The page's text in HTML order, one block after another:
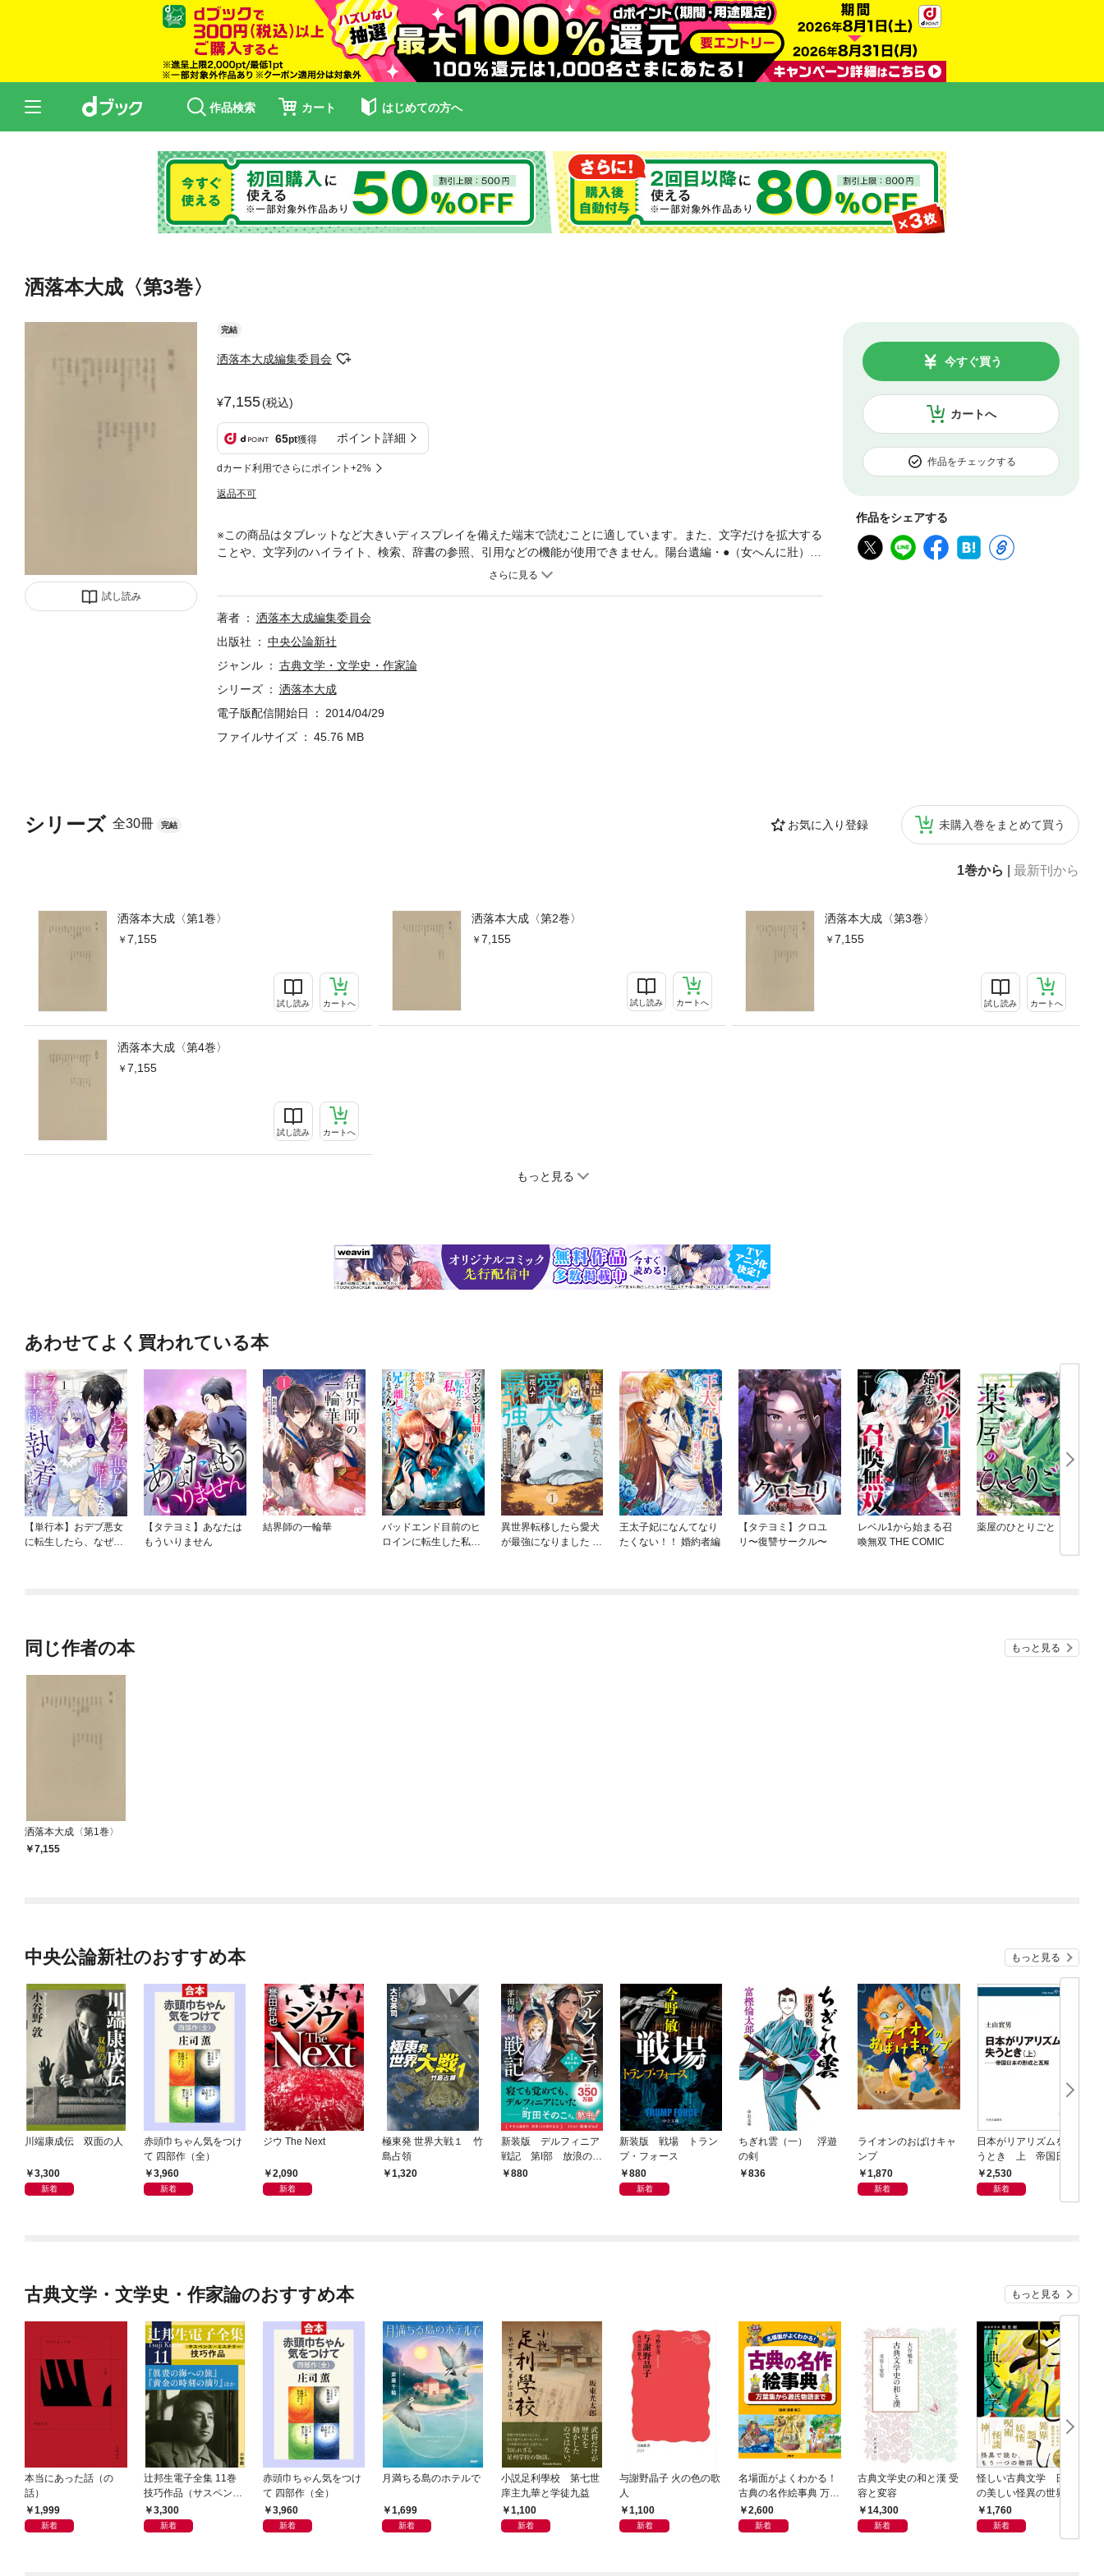
作品検索 カート はじめての方へ
洒落本大成〈第3巻〉
試し読み
完結
洒落本大成編集委員会
7,155(税込)
65pt獲得 ポイント詳細
dカード利用でさらにポイント+2%
返品不可
カートへ
今すぐ買う
作品をチェックする
作品をシェアする
シリーズ 全30冊 完結 お気に入り登録 未購入巻をまとめて買う
1巻から 最新刊から
洒落本大成〈第1巻〉
7,155
試し読み カートへ
洒落本大成〈第2巻〉
7,155
試し読み カートへ
洒落本大成〈第3巻〉
7,155
試し読み カートへ
洒落本大成〈第4巻〉
7,155
試し読み カートへ
もっと見る
※この商品はタブレットなど大きいディスプレイを備えた端末で読むことに適しています。また、文字だけを拡大する
ことや、文字列のハイライト、検索、辞書の参照、引用などの機能が使用できません。陽台遺編・●（女へんに壯）閣
秘言／陽台遺編（異本）／遊客年々考／水月ものはなし／迷処邪正按内拾穂抄／肉道秘鍵／月花余情／月花余情（異
著者
洒落本大成編集委員会
出版社
中央公論新社
ジャンル
古典文学・文学史・作家論
シリーズ
洒落本大成
電子版配信開始日
2014/04/29
ファイルサイズ
45.76 MB
あわせてよく買われている本
【単行本】おデブ悪女
に転生したら、なぜか
【タテヨミ】あなたは
もういりません
結界師の一輪華
バッドエンド目前のヒ
ロインに転生した私、
異世界転移したら愛犬
が最強になりました ～
王太子妃になんてなり
たくない！！ 婚約者編
【タテヨミ】クロユ
リ〜復讐サークル〜
レベル1から始まる召
喚無双 THE COMIC
薬屋のひとりごと
同じ作者の本 もっと見る
洒落本大成〈第1巻〉
7,155
中央公論新社のおすすめ本 もっと見る
川端康成伝 双面の人
3,300
新着
赤頭巾ちゃん気をつけ
て 四部作（全）
3,960
新着
ジウ The Next
2,090
新着
極東発 世界大戦１ 竹
島占領
1,320
新装版 デルフィニア
戦記 第Ⅰ部 放浪の戦
士１880
新装版 戦場 トラン
プ・フォース
880
新着
ちぎれ雲（一） 浮遊
の剣
836
ライオンのおばけキャ
ンプ
1,870
新着
日本がリアリズムを失
うとき 上 帝国日本
の形成と瓦解
2,530
新着
古典文学・文学史・作家論のおすすめ本 もっと見る
本当にあった話（の
話）
1,999
新着
辻邦生電子全集 11巻
技巧作品（サスペン
ス・ミステリー） 『眞
晝の海への旅』『黄金
3,300
新着
赤頭巾ちゃん気をつけ
て 四部作（全）
3,960
新着
月満ちる島のホテルで
1,699
新着
小説足利學校 第七世
庠主九華と学徒九益
1,100
新着
与謝野晶子 火の色の歌
人
1,100
新着
名場面がよくわかる！
古典の名作絵事典 万葉
集から源氏物語まで
2,600
新着
古典文学史の和と漢 受
容と変容
14,300
新着
怪しい古典文学 日本
の美しい怪異の世界
1,760
新着